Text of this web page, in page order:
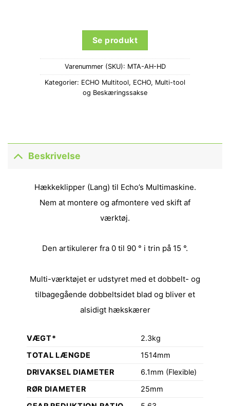
Se produkt
Varenummer (SKU): MTA-AH-HD
Kategorier: ECHO Multitool, ECHO, Multi-tool
og Beskæringssakse
Beskrivelse
Hækkeklipper (Lang) til Echo’s Multimaskine.
Nem at montere og afmontere ved skift af
værktøj.
Den artikulerer fra 0 til 90 ° i trin på 15 °.
Multi-værktøjet er udstyret med et dobbelt- og
tilbagegående dobbeltsidet blad og bliver et
alsidigt hækskærer
VÆGT*
2.3kg
TOTAL LÆNGDE
1514mm
DRIVAKSEL DIAMETER
6.1mm (Flexible)
RØR DIAMETER
25mm